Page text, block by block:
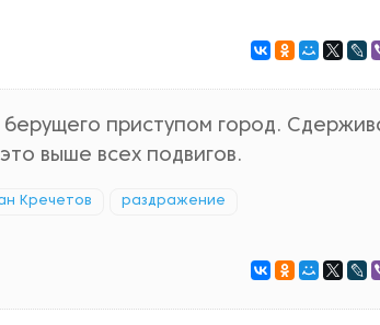
приступом город.
выше всех подвигов.
Кречетов раздражение